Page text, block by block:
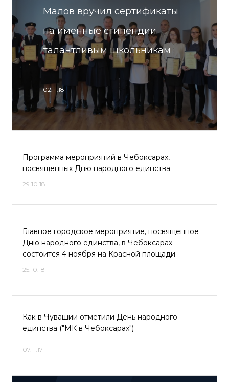
Малов вручил сертификаты
на именные стипендии
талантливым школьникам
02.11.18
Программа мероприятий в Чебоксарах,
посвященных Дню народного единства
29.10.18
Главное городское мероприятие, посвященное
Дню народного единства, в Чебоксарах
состоится 4 ноября на Красной площади
25.10.18
Как в Чувашии отметили День народного
единства ("МК в Чебоксарах")
07.11.17